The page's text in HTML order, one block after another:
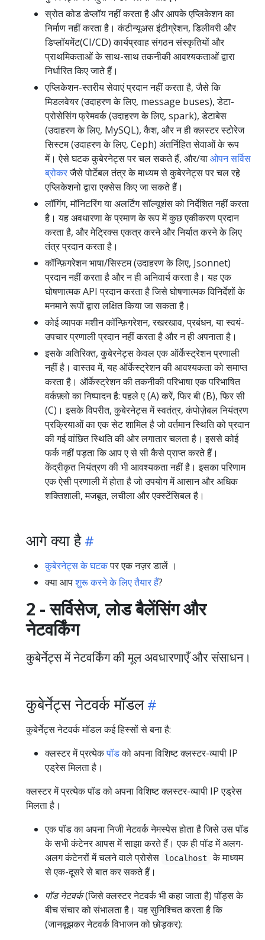
स्रोत कोड डेप्लॉय नहीं करता है और आपके एप्लिकेशन का
निर्माण नहीं करता है। कंटीन्यूअस इंटीग्रेशन, डिलीवरी और
डिप्लॉयमेंट(CI/CD) कार्यप्रवाह संगठन संस्कृतियों और
प्राथमिकताओं के साथ-साथ तकनीकी आवश्यकताओं द्वारा
निर्धारित किए जाते हैं।
एप्लिकेशन-स्तरीय सेवाएं प्रदान नहीं करता है, जैसे कि
मिडलवेयर (उदाहरण के लिए, message buses), डेटा-
प्रोसेसिंग फ्रेमवर्क (उदाहरण के लिए, spark), डेटाबेस
(उदाहरण के लिए, MySQL), कैश, और न ही क्लस्टर स्टोरेज
सिस्टम (उदाहरण के लिए, Ceph) अंतर्निहित सेवाओं के रूप
में। ऐसे घटक कुबेरनेट्स पर चल सकते हैं, और/याओपन सर्विस
ब्रोकरजैसे पोर्टेबल तंत्र के माध्यम से कुबेरनेट्स पर चल रहे
एप्लिकेशनो द्वारा एक्सेस किए जा सकते हैं।
लॉगिंग, मॉनिटरिंग या अलर्टिंग सॉल्यूशंस को निर्देशित नहीं करता
है। यह अवधारणा के प्रमाण के रूप में कुछ एकीकरण प्रदान
करता है, और मेट्रिक्स एकत्र करने और निर्यात करने के लिए
तंत्र प्रदान करता है।
कॉन्फ़िगरेशन भाषा/सिस्टम (उदाहरण के लिए, Jsonnet)
प्रदान नहीं करता है और न ही अनिवार्य करता है। यह एक
घोषणात्मक API प्रदान करता है जिसे घोषणात्मक विनिर्देशों के
मनमाने रूपों द्वारा लक्षित किया जा सकता है।
कोई व्यापक मशीन कॉन्फ़िगरेशन, रखरखाव, प्रबंधन, या स्वयं-
उपचार प्रणाली प्रदान नहीं करता है और न ही अपनाता है।
इसके अतिरिक्त, कुबेरनेट्स केवल एक ऑर्केस्ट्रेशन प्रणाली
नहीं है। वास्तव में, यह ऑर्केस्ट्रेशन की आवश्यकता को समाप्त
करता है। ऑर्केस्ट्रेशन की तकनीकी परिभाषा एक परिभाषित
वर्कफ़्लो का निष्पादन है: पहले ए (A) करें, फिर बी (B), फिर सी
(C)। इसके विपरीत, कुबेरनेट्स में स्वतंत्र, कंपोज़ेबल नियंत्रण
प्रक्रियाओं का एक सेट शामिल है जो वर्तमान स्थिति को प्रदान
की गई वांछित स्थिति की ओर लगातार चलता है। इससे कोई
फर्क नहीं पड़ता कि आप ए से सी कैसे प्राप्त करते हैं।
केंद्रीकृत नियंत्रण की भी आवश्यकता नहीं है। इसका परिणाम
एक ऐसी प्रणाली में होता है जो उपयोग में आसान और अधिक
शक्तिशाली, मजबूत, लचीला और एक्स्टेंसिबल है।
आगे क्या है
कुबेरनेट्स के घटकपर एक नज़र डालें ।
क्या आपशुरू करने के लिए तैयार हैं?
2 - सर्विसेज, लोड बैलेंसिंग और
नेटवर्किंग
कुबेर्नेट्स में नेटवर्किंग की मूल अवधारणाएँ और संसाधन।
कुबेर्नेट्स नेटवर्क मॉडल
कुबेर्नेट्स नेटवर्क मॉडल कई हिस्सों से बना है:
क्लस्टर में प्रत्येकपॉडको अपना विशिष्ट क्लस्टर-व्यापी IP
एड्रेस मिलता है।
क्लस्टर में प्रत्येक पॉड को अपना विशिष्ट क्लस्टर-व्यापी IP एड्रेस
मिलता है।
एक पॉड का अपना निजी नेटवर्क नेमस्पेस होता है जिसे उस पॉड
के सभी कंटेनर आपस में साझा करते हैं। एक ही पॉड में अलग-
अलग कंटेनरों में चलने वाले प्रोसेस
localhost
के माध्यम
से एक-दूसरे से बात कर सकते हैं।
पॉड नेटवर्क(जिसे क्लस्टर नेटवर्क भी कहा जाता है) पॉड्स के
बीच संचार को संभालता है। यह सुनिश्चित करता है कि
(जानबूझकर नेटवर्क विभाजन को छोड़कर):